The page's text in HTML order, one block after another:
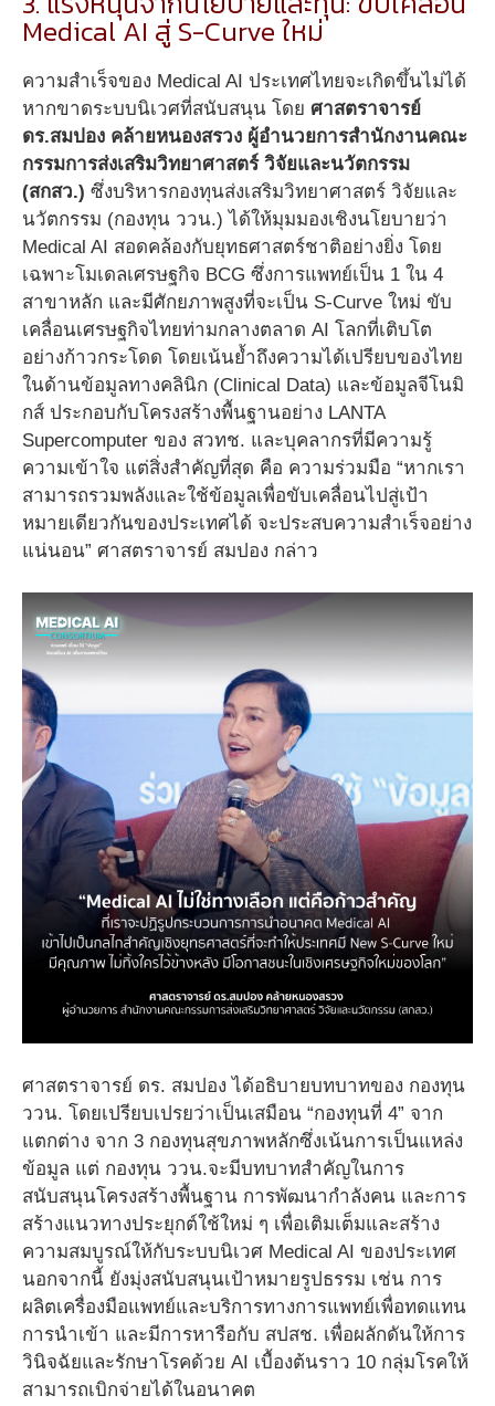
Medical AI สู่ S-Curve ใหม่
ความสำเร็จของ Medical AI ประเทศไทยจะเกิดขึ้นไม่ได้
หากขาดระบบนิเวศที่สนับสนุน โดย ศาสตราจารย์
ดร.สมปอง คล้ายหนองสรวง ผู้อำนวยการสำนักงานคณะ
กรรมการส่งเสริมวิทยาศาสตร์ วิจัยและนวัตกรรม
(สกสว.) ซึ่งบริหารกองทุนส่งเสริมวิทยาศาสตร์ วิจัยและ
นวัตกรรม (กองทุน ววน.) ได้ให้มุมมองเชิงนโยบายว่า
Medical AI สอดคล้องกับยุทธศาสตร์ชาติอย่างยิ่ง โดย
เฉพาะโมเดลเศรษฐกิจ BCG ซึ่งการแพทย์เป็น 1 ใน 4
สาขาหลัก และมีศักยภาพสูงที่จะเป็น S-Curve ใหม่ ขับ
เคลื่อนเศรษฐกิจไทยท่ามกลางตลาด AI โลกที่เติบโต
อย่างก้าวกระโดด โดยเน้นย้ำถึงความได้เปรียบของไทย
ในด้านข้อมูลทางคลินิก (Clinical Data) และข้อมูลจีโนมิ
กส์ ประกอบกับโครงสร้างพื้นฐานอย่าง LANTA
Supercomputer ของ สวทช. และบุคลากรที่มีความรู้
ความเข้าใจ แต่สิ่งสำคัญที่สุด คือ ความร่วมมือ “หากเรา
สามารถรวมพลังและใช้ข้อมูลเพื่อขับเคลื่อนไปสู่เป้า
หมายเดียวกันของประเทศได้ จะประสบความสำเร็จอย่าง
แน่นอน” ศาสตราจารย์ สมปอง กล่าว
ศาสตราจารย์ ดร. สมปอง ได้อธิบายบทบาทของ กองทุน
ววน. โดยเปรียบเปรยว่าเป็นเสมือน “กองทุนที่ 4” จาก
แตกต่าง จาก 3 กองทุนสุขภาพหลักซึ่งเน้นการเป็นแหล่ง
ข้อมูล แต่ กองทุน ววน.จะมีบทบาทสำคัญในการ
สนับสนุนโครงสร้างพื้นฐาน การพัฒนากำลังคน และการ
สร้างแนวทางประยุกต์ใช้ใหม่ ๆ เพื่อเติมเต็มและสร้าง
ความสมบูรณ์ให้กับระบบนิเวศ Medical AI ของประเทศ
นอกจากนี้ ยังมุ่งสนับสนุนเป้าหมายรูปธรรม เช่น การ
ผลิตเครื่องมือแพทย์และบริการทางการแพทย์เพื่อทดแทน
การนำเข้า และมีการหารือกับ สปสช. เพื่อผลักดันให้การ
วินิจฉัยและรักษาโรคด้วย AI เบื้องต้นราว 10 กลุ่มโรคให้
สามารถเบิกจ่ายได้ในอนาคต